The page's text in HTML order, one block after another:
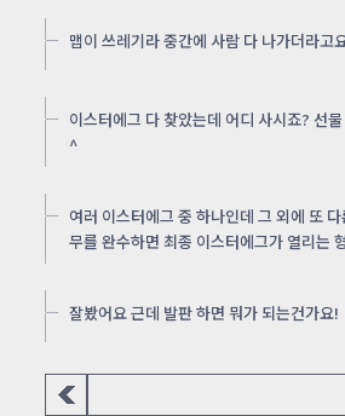
맵이 쓰레기라 중간에 사람 다 나가더라고
이스터에그 다 찾았는데 어디 사시죠? 선
^
여러 이스터에그 중 하나인데 그 외에 또
무를 완수하면 최종 이스터에그가 열리는
잘봤어요 근데 발판 하면 뭐가 되는건가요!